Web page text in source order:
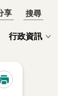
行政資訊